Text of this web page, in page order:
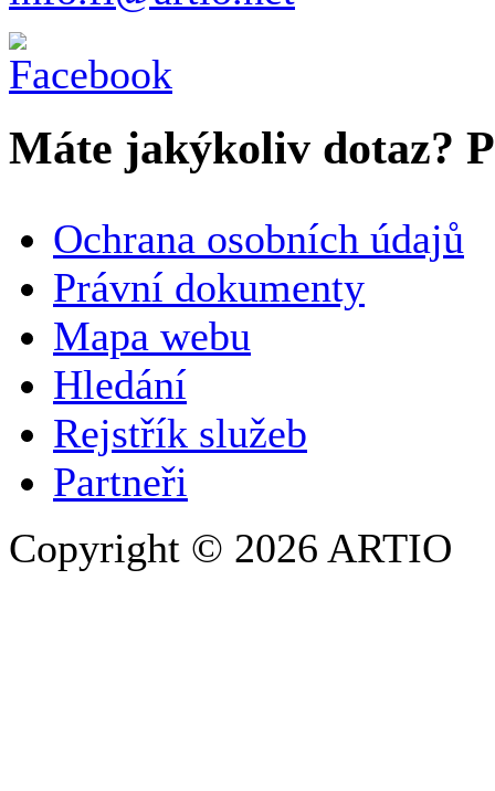
Máte jakýkoliv dotaz?
SPOLEČNOST / ORGANIZACE
E-MAILOVÁ ADRESA
TELEFON
Ochrana osobních údajů
Právní dokumenty
Mapa webu
Hledání
Rejstřík služeb
Partneři
Copyright © 2026 ARTIO